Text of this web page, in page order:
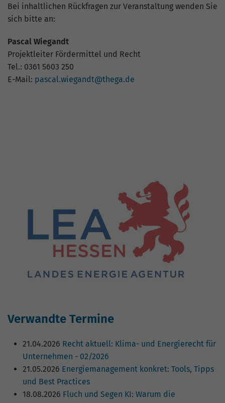
Bei inhaltlichen Rückfragen zur Veranstaltung wenden Sie
sich bitte an:
Pascal Wiegandt
Projektleiter Fördermittel und Recht
Tel.: 0361 5603 250
E-Mail: pascal.wiegandt@thega.de
Verwandte Termine
21.04.2026 Recht aktuell: Klima- und Energierecht für
Unternehmen - 02/2026
21.05.2026 Energiemanagement konkret: Tools, Tipps
und Best Practices
18.08.2026 Fluch und Segen KI: Warum die
begrenzen.